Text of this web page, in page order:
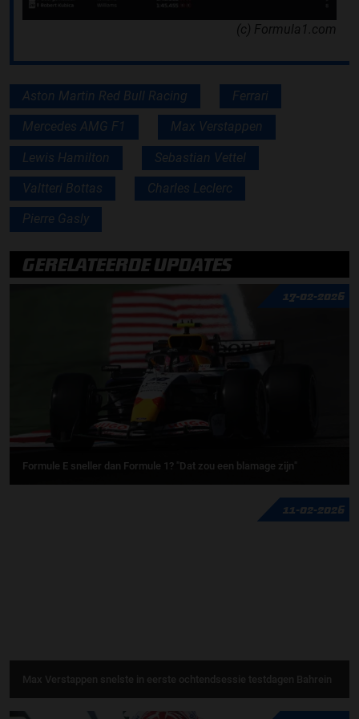
(c) Formula1.com
Aston Martin Red Bull Racing Ferrari
Mercedes AMG F1 Max Verstappen
Lewis Hamilton Sebastian Vettel
Valtteri Bottas Charles Leclerc
Pierre Gasly
GERELATEERDE UPDATES
17-02-2026
Formule E sneller dan Formule 1? "Dat zou een blamage zijn"
11-02-2026
Max Verstappen snelste in eerste ochtendsessie testdagen Bahrein